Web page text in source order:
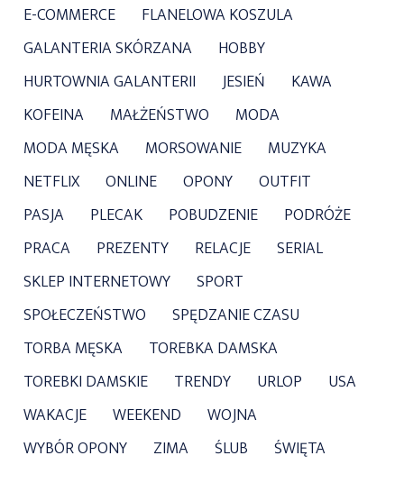
E-COMMERCE
FLANELOWA KOSZULA
GALANTERIA SKÓRZANA
HOBBY
HURTOWNIA GALANTERII
JESIEŃ
KAWA
KOFEINA
MAŁŻEŃSTWO
MODA
MODA MĘSKA
MORSOWANIE
MUZYKA
NETFLIX
ONLINE OPONY
OUTFIT
PASJA
PLECAK POBUDZENIE
PODRÓŻE
PRACA
PREZENTY RELACJE
SERIAL
SKLEP INTERNETOWY
SPORT
SPOŁECZEŃSTWO
SPĘDZANIE CZASU
TORBA MĘSKA
TOREBKA DAMSKA
TOREBKI DAMSKIE
TRENDY URLOP
USA
WAKACJE
WEEKEND
WOJNA
WYBÓR OPONY
ZIMA ŚLUB ŚWIĘTA